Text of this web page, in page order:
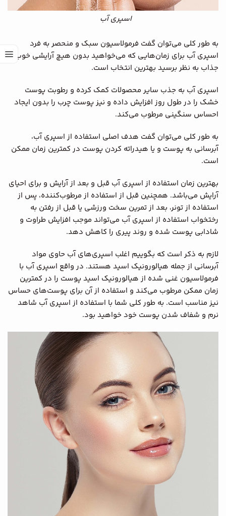
اسپری آب
به طور کلی می‌توان گفت فرمولاسیون سبک و منحصر به فرد
اسپری آب برای زمان‌هایی که می‌خواهید بدون هیچ آرایشی خوب و
جذاب به نظر برسید بهترین انتخاب است.
اسپری آب به جذب سایر محصولات کمک کرده و رطوبت پوست‌
خشک را در طول روز افزایش داده و نیز پوست‌ چرب را بدون ایجاد
احساس سنگینی مرطوب می‌کند.
به طور کلی می‌توان گفت هدف اصلی استفاده از اسپری آب،
آبرسانی به پوست و یا هیدراته کردن پوست در کمترین زمان ممکن
است.
بهترین زمان استفاده از اسپری آب قبل و بعد از آرایش و برای احیای
آرایش می‌باشد. همچنین قبل از استفاده از مرطوب‌کننده، پس از
استفاده از تونر، بعد از تمرین سخت ورزشی یا قبل از رفتن به
رختخواب استفاده از اسپری آب می‌تواند موجب افزایش طراوت و
شادابی پوست شده و روند پیری را کاهش دهد.
لازم به ذکر است که بگوییم اغلب اسپری‌های آب حاوی مواد
آبرسانی از جمله هیالورونیک اسید هستند. در واقع اسپری آب با
فرمولاسیون غنی شده از هیالورونیک اسید پوست را در کمترین
زمان ممکن مرطوب می‌کند و استفاده از آن برای پوست‌های حساس
نیز مناسب است. به طور کلی شما با استفاده از اسپری آب شاهد
نرم و شفاف شدن پوست خود خواهید بود.